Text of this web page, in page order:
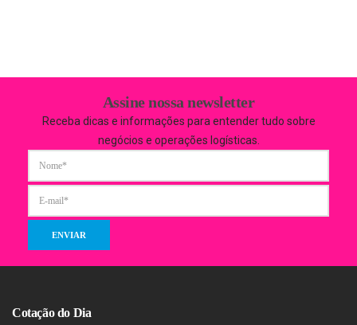
Assine nossa newsletter
Receba dicas e informações para entender tudo sobre
negócios e operações logísticas.
Cotação do Dia